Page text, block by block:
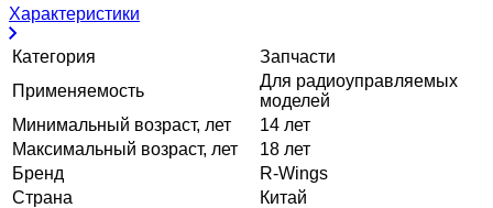
Характеристики
Категория
Запчасти
Применяемость
Для радиоуправляемых
моделей
Минимальный возраст, лет
14 лет
Максимальный возраст, лет
18 лет
Бренд
R-Wings
Страна
Китай